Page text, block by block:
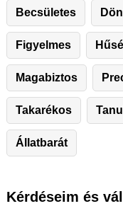
Becsületes
Figyelmes
Magabiztos
Takarékos
Állatbarát
Kérdéseim és